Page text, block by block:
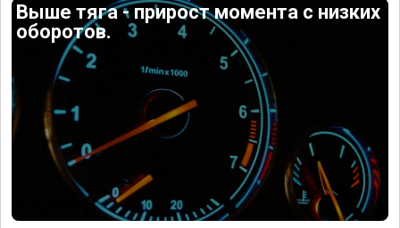
Выше тяга - прирост момента с низких
оборотов.